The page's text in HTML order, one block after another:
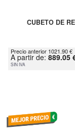
CUBETO DE
Precio anterior 1021.90 €
A partir de: 889.05
SIN IVA